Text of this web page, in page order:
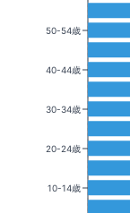
50-54歳
40-44歳
30-34歳
20-24歳
10-14歳